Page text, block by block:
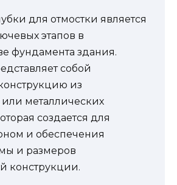
для отмостки является
этапов в
фундамента здания.
собой
из
металлических
создается для
и обеспечения
и размеров
конструкции.